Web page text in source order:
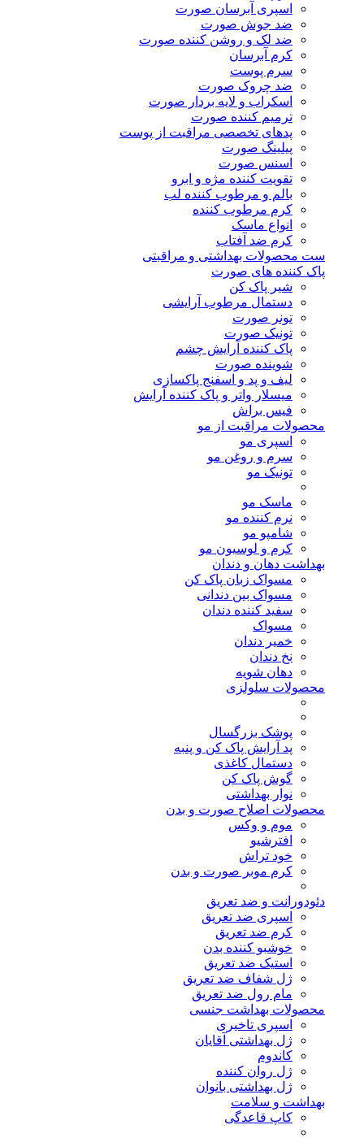
اسپری آبرسان صورت
ضد جوش صورت
ضد لک و روشن کننده صورت
کرم آبرسان
سرم پوست
ضد چروک صورت
اسکراب و لایه بردار صورت
ترمیم کننده صورت
پدهای تخصصی مراقبت از پوست
پیلینگ صورت
اسنس صورت
تقویت کننده مژه و ابرو
بالم و مرطوب کننده لب
کرم مرطوب کننده
انواع ماسک
کرم ضد آفتاب
ست محصولات بهداشتی و مراقبتی
پاک کننده های صورت
شیر پاک کن
دستمال مرطوب آرایشی
تونر صورت
تونیک صورت
پاک کننده آرایش چشم
شوینده صورت
لیف و پد و اسفنج پاکسازی
میسلار واتر و پاک کننده آرایش
فیس براش
محصولات مراقبت از مو
اسپری مو
سرم و روغن مو
تونیک مو
ماسک مو
نرم کننده مو
شامپو مو
کرم و لوسیون مو
بهداشت دهان و دندان
مسواک زبان پاک کن
مسواک بین دندانی
سفید کننده دندان
مسواک
خمیر دندان
نخ دندان
دهان شویه
محصولات سلولزی
پوشک بزرگسال
پد آرایش پاک کن و پنبه
دستمال کاغذی
گوش پاک کن
نوار بهداشتی
محصولات اصلاح صورت و بدن
موم و وکس
افترشیو
خود تراش
کرم موبر صورت و بدن
دئودورانت و ضد تعریق
اسپری ضد تعریق
کرم ضد تعریق
خوشبو کننده بدن
استیک ضد تعریق
ژل شفاف ضد تعریق
مام رول ضد تعریق
محصولات بهداشت جنسی
اسپری تاخیری
ژل بهداشتی آقایان
کاندوم
ژل روان کننده
ژل بهداشتی بانوان
بهداشت و سلامت
کاپ قاعدگی